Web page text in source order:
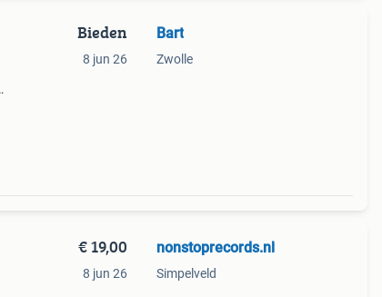
Bieden
8 jun 26
Bart
Zwolle
€ 19,00
8 jun 26
nonstoprecords.nl
Simpelveld